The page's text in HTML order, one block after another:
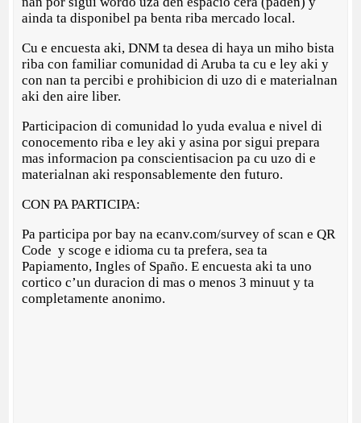
ainda ta disponibel pa benta riba mercado local.
Cu e encuesta aki, DNM ta desea di haya un miho bista
riba con familiar comunidad di Aruba ta cu e ley aki y
con nan ta percibi e prohibicion di uzo di e materialnan
aki den aire liber.
Participacion di comunidad lo yuda evalua e nivel di
conocemento riba e ley aki y asina por sigui prepara
mas informacion pa conscientisacion pa cu uzo di e
materialnan aki responsablemente den futuro.
CON PA PARTICIPA:
Pa participa por bay na ecanv.com/survey of scan e QR
Code y scoge e idioma cu ta prefera, sea ta
Papiamento, Ingles of Spaño. E encuesta aki ta uno
cortico c’un duracion di mas o menos 3 minuut y ta
completamente anonimo.